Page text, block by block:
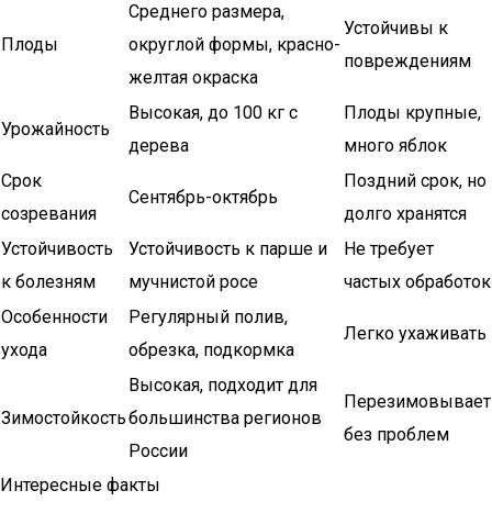
Плоды
Среднего размера,
округлой формы, красно-
желтая окраска
Устойчивы к
повреждениям
Урожайность
Высокая, до 100 кг с
дерева
Плоды крупные,
много яблок
Срок
созревания
Сентябрь-октябрь
Поздний срок, но
долго хранятся
Устойчивость
к болезням
Устойчивость к парше и
мучнистой росе
Не требует
частых обработок
Особенности
ухода
Регулярный полив,
обрезка, подкормка
Легко ухаживать
Зимостойкость
Высокая, подходит для
большинства регионов
России
Перезимовывает
без проблем
Интересные факты